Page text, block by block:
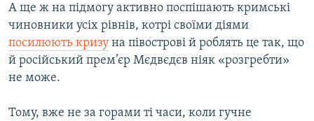
А ще ж на підмогу активно поспішають кримські
чиновники усіх рівнів, котрі своїми діями
посилюють кризу на півострові й роблять це так, що
й російський прем’єр Мєдвєдєв ніяк «розгребти»
не може.
Тому, вже не за горами ті часи, коли гучне